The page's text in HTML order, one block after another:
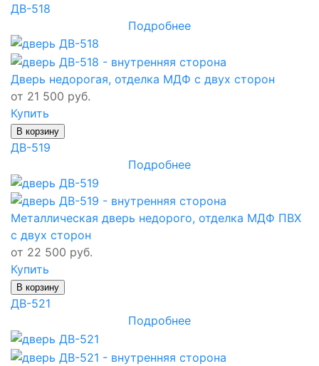
ДВ-518
Подробнее
Дверь недорогая, отделка МДФ с двух сторон
от 21 500 руб.
Купить
В корзину
ДВ-519
Подробнее
Металлическая дверь недорого, отделка МДФ ПВХ
с двух сторон
от 22 500 руб.
Купить
В корзину
ДВ-521
Подробнее